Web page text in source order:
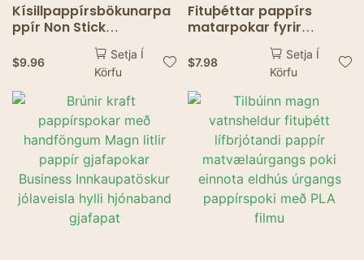
Kísillpappírsbökunarpa
ppír Non Stick
kísillpappír Kísillpappír
fyrir hamborgarapressu
Serperate kökubakstur
Frysting
$9.96
Setja Í
Körfu
Fituþéttar pappírs
matarpokar fyrir
bakstur samloku
hamborgara frönskum
steiktum mat
$7.98
Setja Í
Körfu